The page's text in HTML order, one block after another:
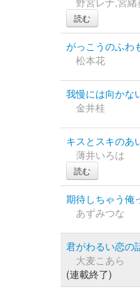
読む
がっこうのふわ
松本花
我慢には向かな
金井桂
キスとスキのあ
薄井いろは
読む
期待しちゃう俺
あずみつな
君がわるい恋の
大麦こあら
(連載終了)